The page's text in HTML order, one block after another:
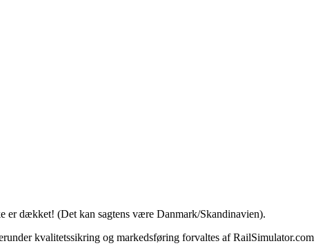
er dækket! (Det kan sagtens være Danmark/Skandinavien).
kvalitetssikring og markedsføring forvaltes af RailSimulator.com